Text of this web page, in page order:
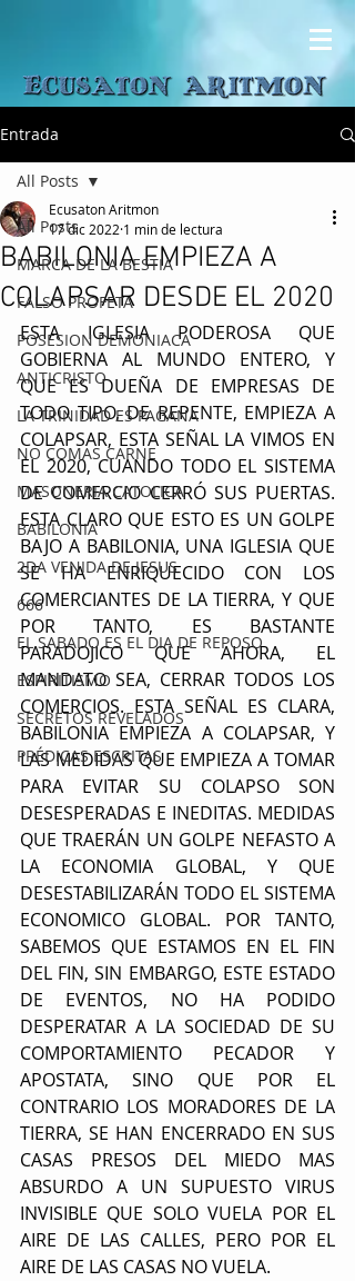
Entrada
All Posts
MARCA DE LA BESTIA
FALSO PROFETA
POSESION DEMONIACA
ANTICRISTO
LA TRINIDAD ES PAGANA
NO COMAS CARNE
MASONERIA CATOLICA
BABILONIA
2DA VENIDA DE JESUS
666
EL SABADO ES EL DIA DE REPOSO
ESPIRITISMO
SECRETOS REVELADOS
PRÉDICAS ESCRITAS
All Posts
BABILONIA EMPIEZA A
COLAPSAR DESDE EL 2020
Ecusaton Aritmon
17 dic 2022 1 min de lectura
ESTA IGLESIA PODEROSA QUE
GOBIERNA AL MUNDO ENTERO, Y
QUE ES DUEÑA DE EMPRESAS DE
TODO TIPO, DE REPENTE, EMPIEZA A
COLAPSAR, ESTA SEÑAL LA VIMOS EN
EL 2020, CUANDO TODO EL SISTEMA
DE COMERCIO CERRÓ SUS PUERTAS.
ESTA CLARO QUE ESTO ES UN GOLPE
BAJO A BABILONIA, UNA IGLESIA QUE
SE HA ENRIQUECIDO CON LOS
COMERCIANTES DE LA TIERRA, Y QUE
POR TANTO, ES BASTANTE
PARADOJICO QUE AHORA, EL
MANDATO SEA, CERRAR TODOS LOS
COMERCIOS. ESTA SEÑAL ES CLARA,
BABILONIA EMPIEZA A COLAPSAR, Y
LAS MEDIDAS QUE EMPIEZA A TOMAR
PARA EVITAR SU COLAPSO SON
DESESPERADAS E INEDITAS. MEDIDAS
QUE TRAERÁN UN GOLPE NEFASTO A
LA ECONOMIA GLOBAL, Y QUE
DESESTABILIZARÁN TODO EL SISTEMA
ECONOMICO GLOBAL. POR TANTO,
SABEMOS QUE ESTAMOS EN EL FIN
DEL FIN, SIN EMBARGO, ESTE ESTADO
DE EVENTOS, NO HA PODIDO
DESPERATAR A LA SOCIEDAD DE SU
COMPORTAMIENTO PECADOR Y
APOSTATA, SINO QUE POR EL
CONTRARIO LOS MORADORES DE LA
TIERRA, SE HAN ENCERRADO EN SUS
CASAS PRESOS DEL MIEDO MAS
ABSURDO A UN SUPUESTO VIRUS
INVISIBLE QUE SOLO VUELA POR EL
AIRE DE LAS CALLES, PERO POR EL
AIRE DE LAS CASAS NO VUELA.